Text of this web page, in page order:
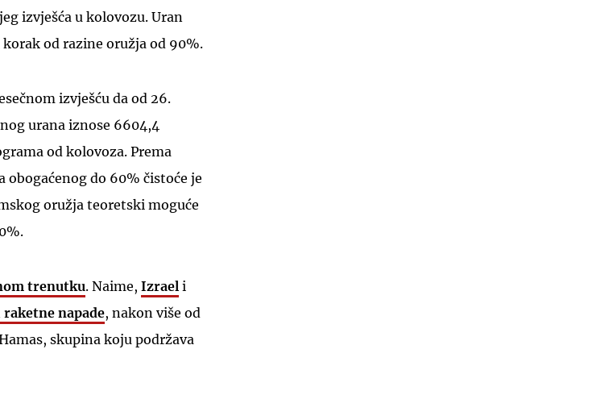
izvješća u kolovozu. Uran
od razine oružja od 90%.
izvješću da od 26.
urana iznose 6604,4
od kolovoza. Prema
do 60% čistoće je
oružja teoretski moguće
trenutku. Naime, Izrael i
napade, nakon više od
skupina koju podržava
NOTIFIKACIJE